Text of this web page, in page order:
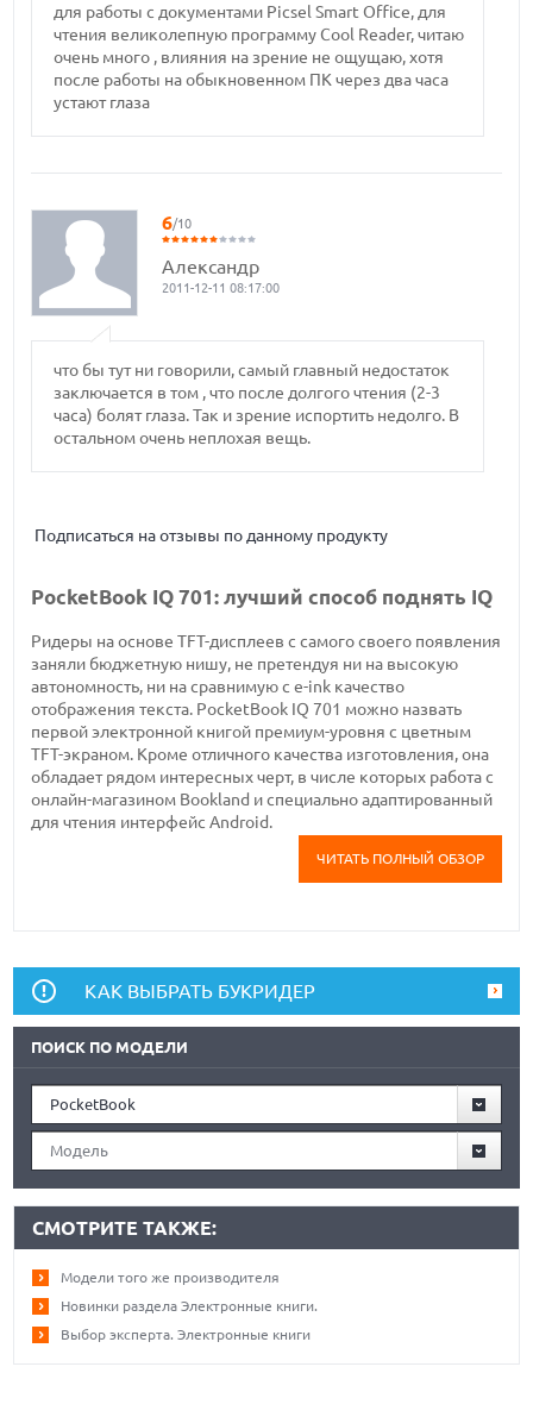
для работы с документами Picsel Smart Office, для
чтения великолепную программу Cool Reader, читаю
очень много , влияния на зрение не ощущаю, хотя
после работы на обыкновенном ПК через два часа
устают глаза
6/10
Александр
2011-12-11 08:17:00
что бы тут ни говорили, самый главный недостаток
заключается в том , что после долгого чтения (2-3
часа) болят глаза. Так и зрение испортить недолго. В
остальном очень неплохая вещь.
Подписаться на отзывы по данному продукту
PocketBook IQ 701: лучший способ поднять IQ
Ридеры на основе TFT-дисплеев с самого своего появления
заняли бюджетную нишу, не претендуя ни на высокую
автономность, ни на сравнимую с e-ink качество
отображения текста. PocketBook IQ 701 можно назвать
первой электронной книгой премиум-уровня с цветным
TFT-экраном. Кроме отличного качества изготовления, она
обладает рядом интересных черт, в числе которых работа с
онлайн-магазином Bookland и специально адаптированный
для чтения интерфейс Android.
ЧИТАТЬ ПОЛНЫЙ ОБЗОР
КАК ВЫБРАТЬ БУКРИДЕР
ПОИСК ПО МОДЕЛИ
PocketBook
Модель
СМОТРИТЕ ТАКЖЕ:
Модели того же производителя
Новинки раздела Электронные книги.
Выбор эксперта. Электронные книги